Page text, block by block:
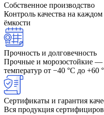
Собственное производство
Контроль качества на
ёмкости
Прочность и долговечность
Прочные и морозостойкие
температур от −40 °C до +60
Сертификаты и гарантия
Вся продукция